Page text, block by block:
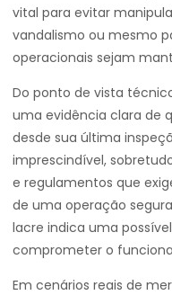
vital para evitar
vandalismo ou mesmo
operacionais sejam
Do ponto de vista
uma evidência clara de
desde sua última
imprescindível,
e regulamentos que
de uma operação
lacre indica uma
comprometer o
Em cenários reais de